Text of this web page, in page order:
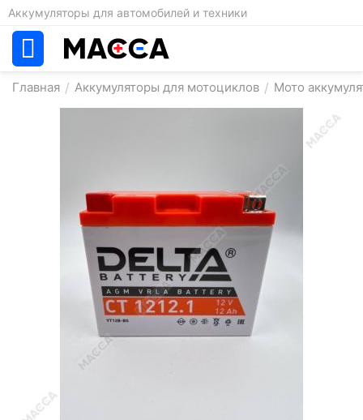
Аккумуляторы для автомобилей и техники
Главная / Аккумуляторы для мотоциклов / Мото